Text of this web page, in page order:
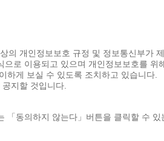
개인정보보호 규정 및 정보통신부가
로 이용되고 있으며 개인정보보호를 위
하게 보실 수 있도록 조치하고 있습니다.
지할 것입니다.
동의하지 않는다」버튼을 클릭할 수